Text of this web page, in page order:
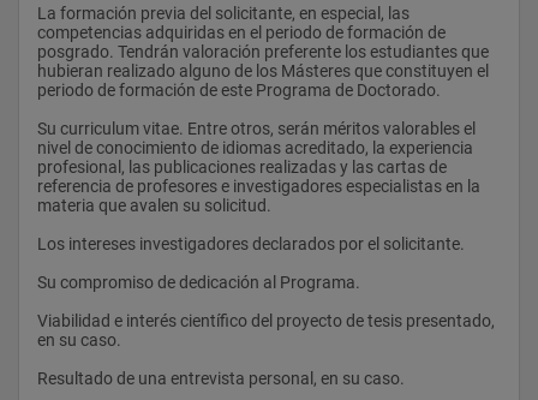
correspondientes.
Sobre la experiencia acreditada de los miembros del tribunal
Para justificar la idoneidad de los miembros propuestos para
formar parte del tribunal de evaluación de una tesis doctoral,
junto con la propuesta de los miembros se remitirá al CAD un
informe en el que constará, para cada uno de ellos, una
campo objeto de la tesis o méritos de impacto equivalente.
Alegaciones
remitir las observaciones que estimen oportunas sobre el
La formación previa del solicitante, en especial, las
competencias adquiridas en el periodo de formación de
posgrado. Tendrán valoración preferente los estudiantes que
hubieran realizado alguno de los Másteres que constituyen el
periodo de formación de este Programa de Doctorado.
Su curriculum vitae. Entre otros, serán méritos valorables el
nivel de conocimiento de idiomas acreditado, la experiencia
profesional, las publicaciones realizadas y las cartas de
referencia de profesores e investigadores especialistas en la
materia que avalen su solicitud.
Los intereses investigadores declarados por el solicitante.
Su compromiso de dedicación al Programa.
Viabilidad e interés científico del proyecto de tesis presentado,
en su caso.
Resultado de una entrevista personal, en su caso.